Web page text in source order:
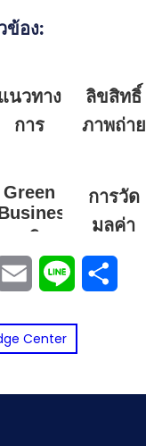
ข้อง:
นวทาง
การ
ทักษะ
สำหรับ
ที่กำลัง
จะเข้าสู่
ลกการ
ทำงาน
ลิขสิทธิ์
ภาพถ่าย
ในเชิง
พาณิชย์
Green
ธุรกิจ
เพื่อ
ความ
ยั่งยืน
การวัด
มูลค่า
ของหนี้
สิน
Twitter Email Line
Center